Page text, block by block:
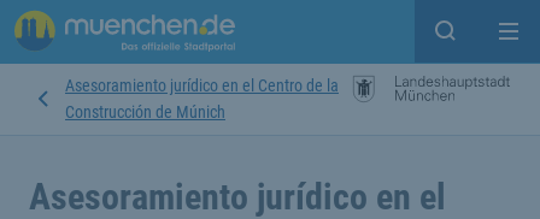
Open
Asesoramiento jurídico en el Centro de la
Construcción de Múnich
Asesoramiento jurídico en el